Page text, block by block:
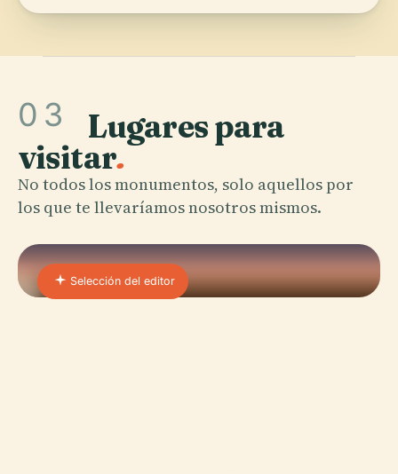
03 Lugares para
visitar.
No todos los monumentos, solo aquellos por
los que te llevaríamos nosotros mismos.
Selección del editor